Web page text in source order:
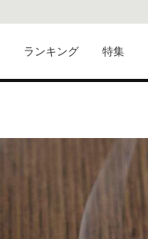
ランキング 特集